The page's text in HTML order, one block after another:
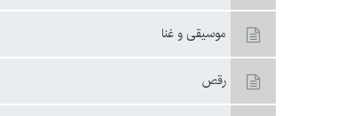
موسيقى و غنا
رقص